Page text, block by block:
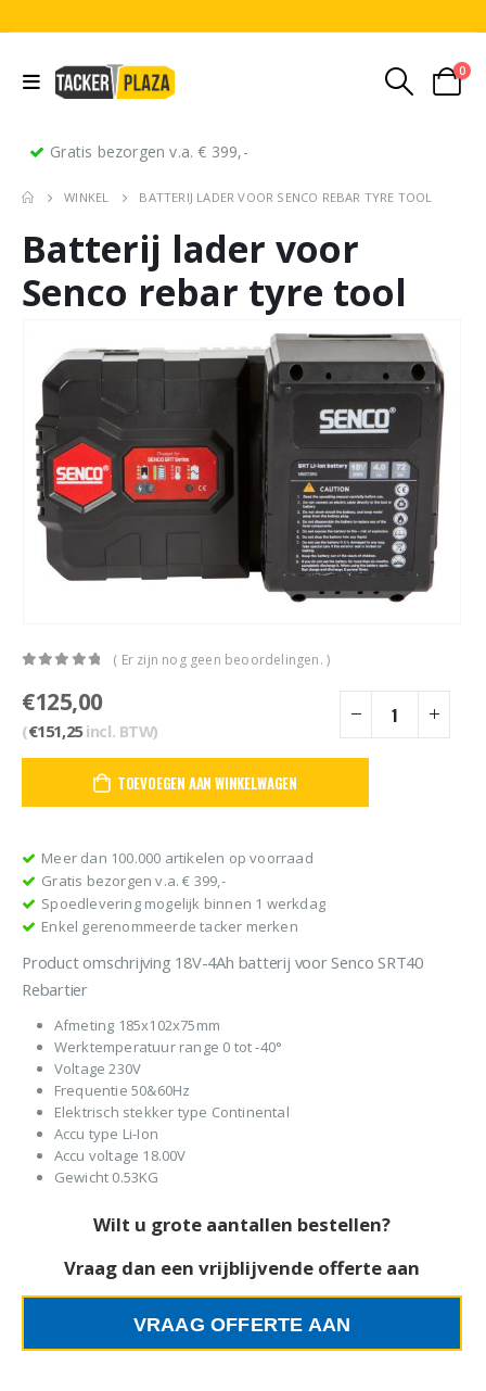
0
Gratis bezorgen v.a. € 399,-
WINKEL BATTERIJ LADER VOOR SENCO REBAR TYRE TOOL
Batterij lader voor
Senco rebar tyre tool
( Er zijn nog geen beoordelingen. )
€125,00
(€151,25incl. BTW)
TOEVOEGEN AAN WINKELWAGEN
Meer dan 100.000 artikelen op voorraad
Gratis bezorgen v.a. € 399,-
Spoedlevering mogelijk binnen 1 werkdag
Enkel gerenommeerde tacker merken
Product omschrijving 18V-4Ah batterij voor Senco SRT40
Rebartier
Afmeting 185x102x75mm
Werktemperatuur range 0 tot -40°
Voltage 230V
Frequentie 50&60Hz
Elektrisch stekker type Continental
Accu type Li-Ion
Accu voltage 18.00V
Gewicht 0.53KG
Wilt u grote aantallen bestellen?
Vraag dan een vrijblijvende offerte aan
VRAAG OFFERTE AAN